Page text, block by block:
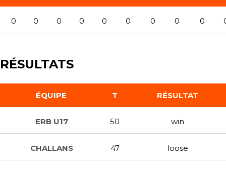
0 0 0 0 0 0 0 0 0
RÉSULTATS
ÉQUIPE T RÉSULTAT
ERB U17 50 win
CHALLANS 47 loose